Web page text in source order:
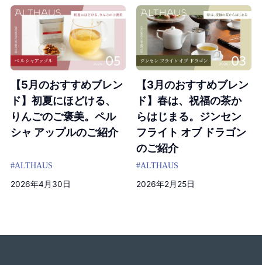
【5月のおすすめブレン
ド】初夏にほどける、
りんごのご褒美。ペル
シャ アップルのご紹介
#ALTHAUS
2026年4月30日
【3月のおすすめブレン
ド】春は、祝福の茶か
らはじまる。ジンセン
フライト オブ ドラゴン
のご紹介
#ALTHAUS
2026年2月25日